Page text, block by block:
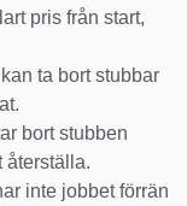
pris från start,
ta bort stubbar
bort stubben
återställa.
inte jobbet förrän